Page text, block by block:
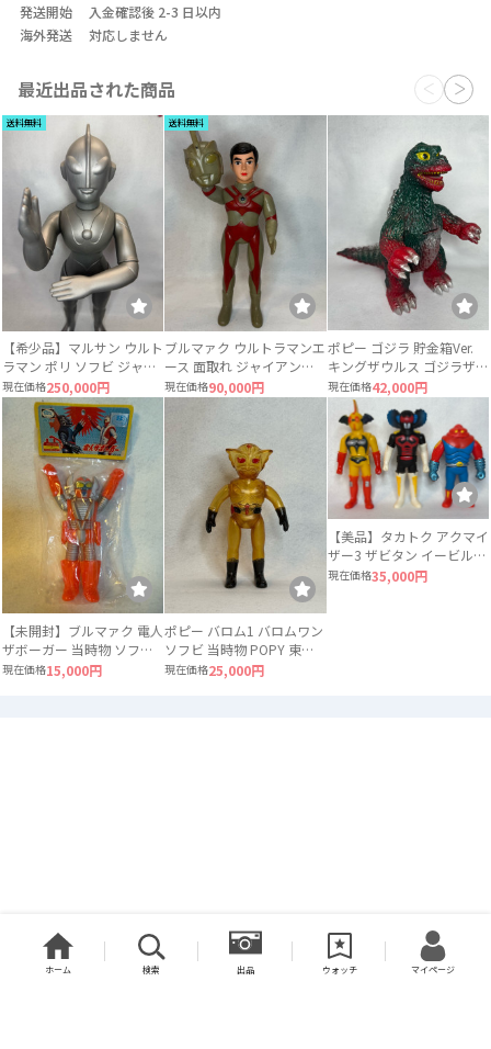
発送開始
入金確認後 2-3 日以内
海外発送
対応しません
最近出品された商品
送料無料
【希少品】マルサン ウルト
ラマン ポリ ソフビ ジャイ
アントサイズ 当時物 約
49〜50cm
現在価格250,000円
送料無料
ブルマァク ウルトラマンエ
ース 面取れ ジャイアント
サイズ ソフビ
現在価格90,000円
ポピー ゴジラ 貯金箱Ver.
キングザウルス ゴジラザウ
ルス 当時物
現在価格42,000円
【未開封】ブルマァク 電人
ザボーガー 当時物 ソフビ
ロボット
現在価格15,000円
ポピー バロム1 バロムワン
ソフビ 当時物 POPY 東映
スケルトン
現在価格25,000円
【美品】タカトク アクマイ
ザー3 ザビタン イービル
ガブラ 3体セット ソフビ
現在価格35,000円
ホーム 検索 出品 ウォッチ マイページ